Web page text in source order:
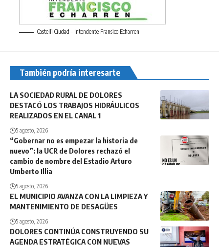
Castelli Ciudad - Intendente Fransico Echarren
También podría interesarte
LA SOCIEDAD RURAL DE DOLORES
DESTACÓ LOS TRABAJOS HIDRÁULICOS
REALIZADOS EN EL CANAL 1
5 agosto, 2026
“Gobernar no es empezar la historia de
nuevo”: la UCR de Dolores rechazó el
cambio de nombre del Estadio Arturo
Umberto Illia
5 agosto, 2026
EL MUNICIPIO AVANZA CON LA LIMPIEZA Y
MANTENIMIENTO DE DESAGÜES
5 agosto, 2026
DOLORES CONTINÚA CONSTRUYENDO SU
AGENDA ESTRATÉGICA CON NUEVAS